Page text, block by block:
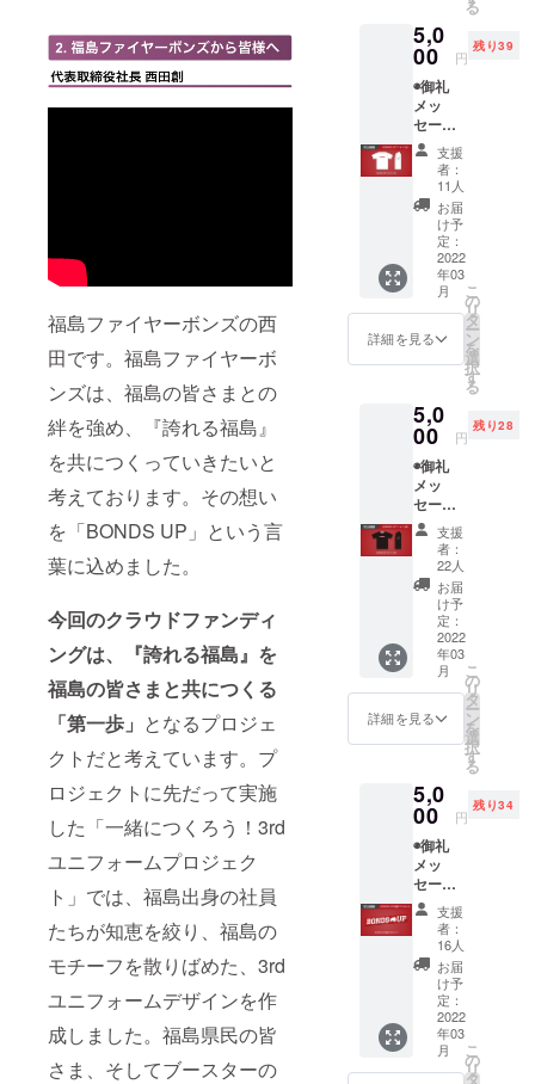
福島ファイヤーボンズの西
田です。福島ファイヤーボ
ンズは、福島の皆さまとの
絆を強め、『誇れる福島』
を共につくっていきたいと
考えております。その想い
を「BONDS UP」という言
葉に込めました。
今回のクラウドファンディ
ングは、『誇れる福島』を
福島の皆さまと共につくる
「第一歩」 となるプロジェ
クトだと考えています。プ
ロジェクトに先だって実施
した「一緒につくろう！3rd
ユニフォームプロジェク
ト」では、福島出身の社員
たちが知恵を絞り、福島の
モチーフを散りばめた、3rd
ユニフォームデザインを作
成しました。福島県民の皆
さま、そしてブースターの
にご希
望のお
名前を
ご記入
くださ
い
◉BOND
S UP ス
テッ
カー (1
る
5,0
00 円
残り39
◉御礼
メッ
セージ
動画
(メール
にて動
画デー
タ送付)
◉福島
ファイ
ヤーボ
ンズ公
式HPに
名前掲
載 ※支
援時に
にご希
望のお
名前を
ご記入
くださ
い
◉BOND
S UP ス
テッ
カー
◉BOND
S UP ス
トー
リー
ブック
(2013-
2022)
福島
ファイ
ヤーボ
ンズの8
年間の
歩みや
これか
らの展
望を1冊
にまと
めます
◉BOND
S UP T
シャツ
(白)
支援
者：
11人
お届
け予
定：
2022
年03
月
詳細を見る
こ
の
リ
タ
ー
ン
を
選
択
す
る
5,0
00 円
残り28
◉御礼
メッ
セージ
動画
(メール
にて動
画デー
タ送付)
◉福島
ファイ
ヤーボ
ンズ公
式HPに
名前掲
載 ※支
援時に
にご希
望のお
名前を
ご記入
くださ
い
◉BOND
S UP ス
テッ
カー
◉BOND
S UP ス
トー
リー
ブック
(2013-
支援
者：
22人
お届
け予
定：
2022
年03
月
詳細を見る
こ
の
リ
タ
ー
ン
を
選
択
す
る
5,0
00 円
残り34
◉御礼
メッ
セージ
動画
(メール
にて動
画デー
タ送付)
◉福島
ファイ
ヤーボ
ンズ公
式HPに
支援
者：
16人
お届
け予
定：
2022
年03
月
こ
の
リ
タ